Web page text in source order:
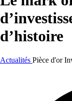
d’histoire
Actualités Pièce d'or